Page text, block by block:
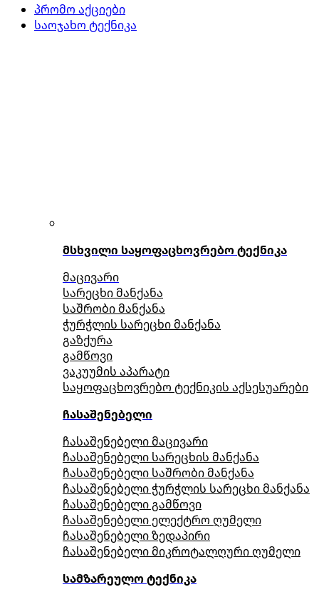
პრომო აქციები
საოჯახო ტექნიკა
მსხვილი საყოფაცხოვრებო ტექნიკა
მაცივარი
სარეცხი მანქანა
საშრობი მანქანა
ჭურჭლის სარეცხი მანქანა
გაზქურა
გამწოვი
ვაკუუმის აპარატი
საყოფაცხოვრებო ტექნიკის აქსესუარები
ჩასაშენებელი
ჩასაშენებელი მაცივარი
ჩასაშენებელი სარეცხის მანქანა
ჩასაშენებელი საშრობი მანქანა
ჩასაშენებელი ჭურჭლის სარეცხი მანქანა
ჩასაშენებელი გამწოვი
ჩასაშენებელი ელექტრო ღუმელი
ჩასაშენებელი ზედაპირი
ჩასაშენებელი მიკროტალღური ღუმელი
სამზარეულო ტექნიკა